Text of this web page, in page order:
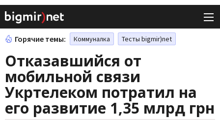
Горячие темы: Коммуналка Тесты bigmir)net
Отказавшийся от
мобильной связи
Укртелеком потратил на
его развитие 1,35 млрд грн